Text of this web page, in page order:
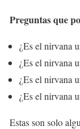
Preguntas que
¿Es el nirvana
¿Es el nirvana
¿Es el nirvana
¿Es el nirvana
Estas son solo